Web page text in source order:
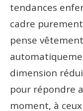
tendances
cadre
pense
dimension
pour répondre
moment, à